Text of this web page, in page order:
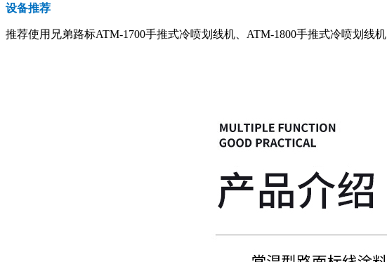
设备推荐
推荐使用兄弟路标ATM-1700手推式冷喷划线机、ATM-1800手推式冷喷划线机